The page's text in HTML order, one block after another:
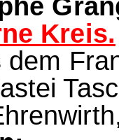
Kreis.
dem